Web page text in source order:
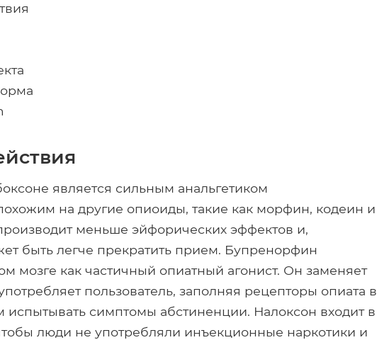
является сильным анальгетиком
на другие опиоиды, такие как морфин, кодеин и
меньше эйфорических эффектов и,
быть легче прекратить прием. Бупренорфин
мозге как частичный опиатный агонист. Он заменяет
пользователь, заполняя рецепторы опиата в
испытывать симптомы абстиненции. Налоксон входит в
люди не употребляли инъекционные наркотики и